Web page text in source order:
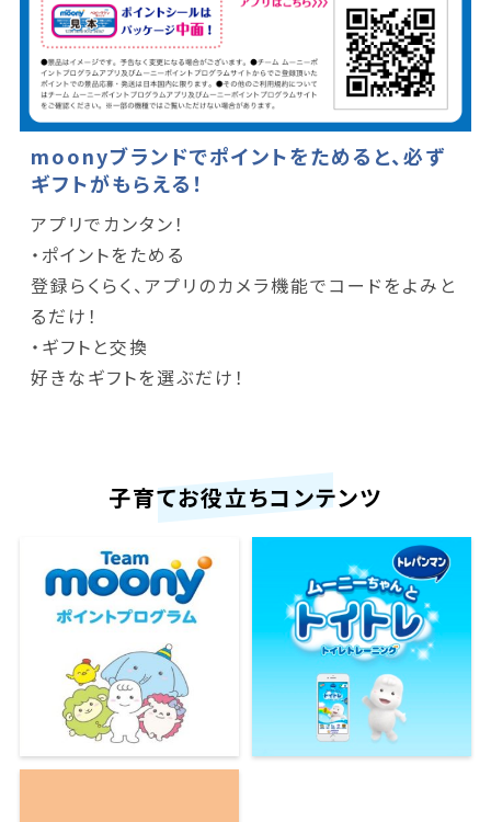
moonyブランドでポイントをためると、必ず
ギフトがもらえる！
アプリでカンタン！
・ポイントをためる
登録らくらく、アプリのカメラ機能でコードをよみと
るだけ！
・ギフトと交換
好きなギフトを選ぶだけ！
子育てお役立ちコンテンツ